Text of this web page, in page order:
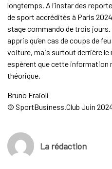
longtemps. A l’instar des
de sport accrédités à Paris
stage commando de trois
appris qu’en cas de coups de
voiture, mais surtout derrière le
espèrent que cette information
théorique.
Bruno Fraioli
© SportBusiness.Club Juin
La rédaction